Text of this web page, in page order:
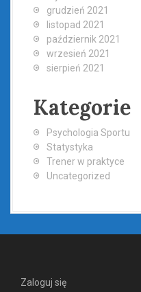
grudzień 2021
listopad 2021
październik 2021
wrzesień 2021
sierpień 2021
Kategorie
Psychologia Sportu
Statystyka
Trener w praktyce
Uncategorized
Zaloguj się